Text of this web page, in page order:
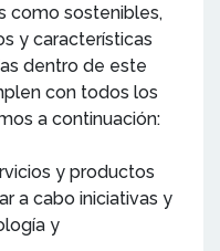
como sostenibles,
y características
dentro de este
con todos los
a continuación:
y productos
a cabo iniciativas y
y